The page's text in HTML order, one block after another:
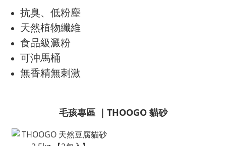
抗臭、低粉塵
天然植物纖維
食品級澱粉
可沖馬桶
無香精無刺激
毛孩專區 ｜THOOGO 貓砂